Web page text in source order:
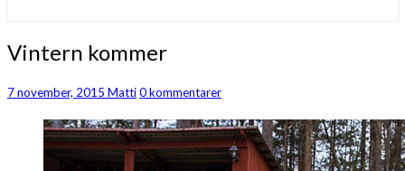
Vintern
kommer
Vintern kommer
7 november, 2015 MattiKommentarer
0 kommentarer